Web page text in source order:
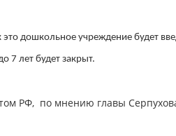
это дошкольное учреждение будет
7 лет будет закрыт.
РФ, по мнению главы